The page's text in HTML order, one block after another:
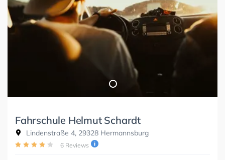
Fahrschule Helmut Schardt
Lindenstraße 4, 29328 Hermannsburg
6 Reviews